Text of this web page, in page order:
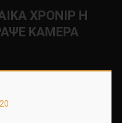
ΧΡΟΝΙΡ Η
ΚΑΜΕΡΑ